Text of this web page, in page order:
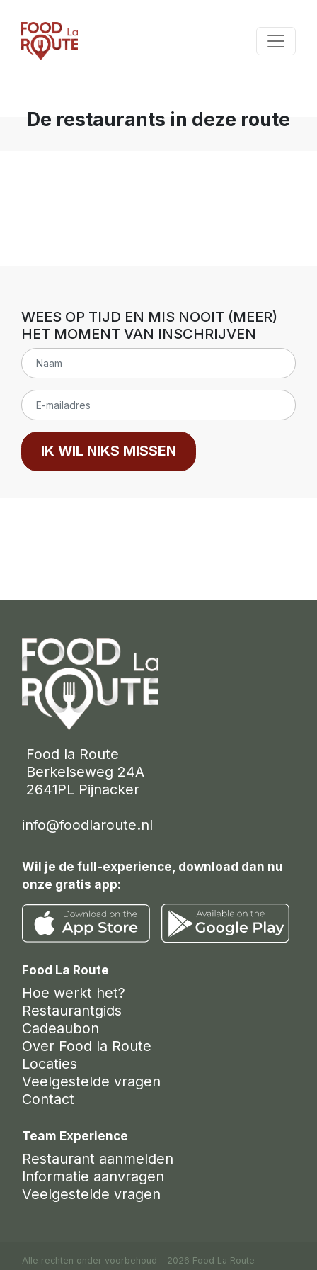
De restaurants in deze route
WEES OP TIJD EN MIS NOOIT (MEER)
HET MOMENT VAN INSCHRIJVEN
IK WIL NIKS MISSEN
Food la Route
Berkelseweg 24A
2641PL Pijnacker
info@foodlaroute.nl
Wil je de full-experience, download dan nu
onze gratis app:
Food La Route
Hoe werkt het?
Restaurantgids
Cadeaubon
Over Food la Route
Locaties
Veelgestelde vragen
Contact
Team Experience
Restaurant aanmelden
Informatie aanvragen
Veelgestelde vragen
Alle rechten onder voorbehoud - 2026 Food La Route